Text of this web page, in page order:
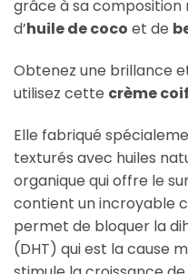
grâce à sa composition
d’huile de coco et de
Obtenez une brillance
utilisez cette crème
Elle fabriqué
texturés avec huiles
organique qui offre le
contient un incroyable
permet de bloquer la
(DHT) qui est la cause